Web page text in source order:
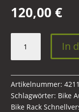
120,00€
Fahrradhalter
Schnellspanner
In
Artikelnummer:
Schlagwörter: Bike
Bike Rack